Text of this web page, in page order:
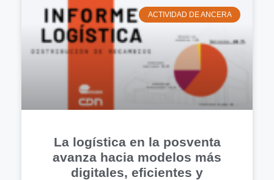
ACTIVIDAD DE ANCERA
La logística en la posventa
avanza hacia modelos más
digitales, eficientes y